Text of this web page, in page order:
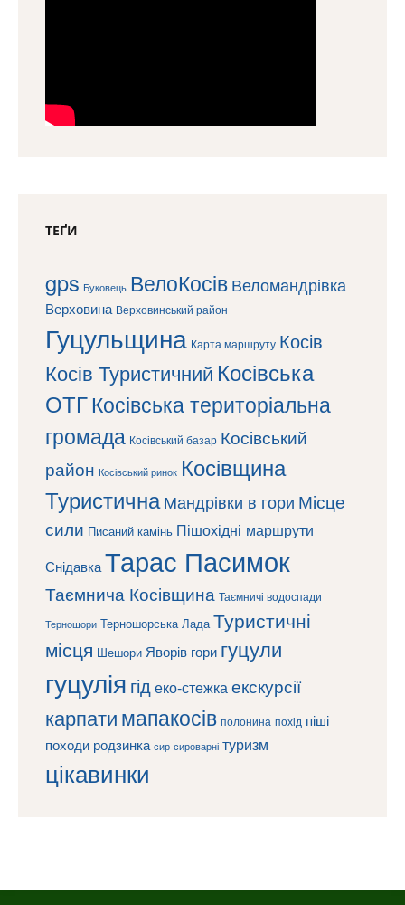
ТЕҐИ
gps Буковець ВелоКосів Веломандрівка
Верховина Верховинський район
Гуцульщина Карта маршруту Косів
Косів Туристичний Косівська
ОТГКосівська територіальна
громада Косівський базар Косівський
район Косівський ринок Косівщина
Туристична Мандрівки в гори Місце
сили Писаний камінь Пішохідні маршрути
СнідавкаТарас Пасимок
Таємнича Косівщина Таємничі водоспади
Терношори Терношорська Лада Туристичні
місця Шешори Яворів гори гуцули
гуцулія гідеко-стежкаекскурсії
карпатимапакосів полонина похід піші
походи родзинка сир сироварні туризм
цікавинки